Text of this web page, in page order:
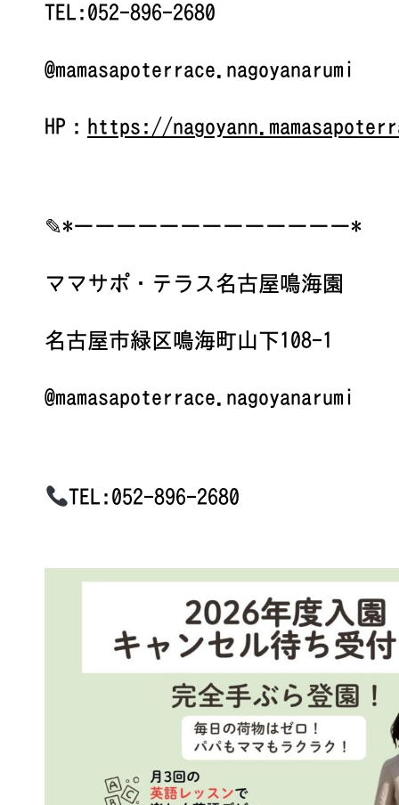
TEL:052-896-2680
@mamasapoterrace.nagoyanarumi
HP： https://
✎*ーーーーーーーーーーーーー*
ママサポ・テラス名古屋鳴海園
名古屋市緑区鳴海町山下108-1
@mamasapoterrace.nagoyanarumi
TEL:052-896-2680